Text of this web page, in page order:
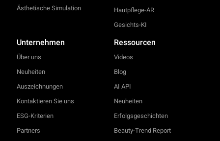
Ästhetische Simulation
Hautpflege-AR
Gesichts-KI
Unternehmen
Über uns
Neuheiten
Auszeichnungen
Kontaktieren Sie uns
ESG-Kriterien
Partners
Ressourcen
Videos
Blog
AI API
Neuheiten
Erfolgsgeschichten
Beauty-Trend Report